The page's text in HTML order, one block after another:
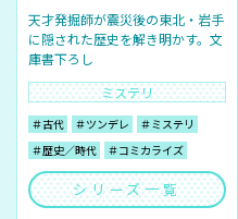
天才発掘師が震災後の東北・岩手
に隠された歴史を解き明かす。文
庫書下ろし
ミステリ
＃古代 ＃ツンデレ
＃ミステリ
＃歴史／時代
＃コミカライズ
シリーズ一覧